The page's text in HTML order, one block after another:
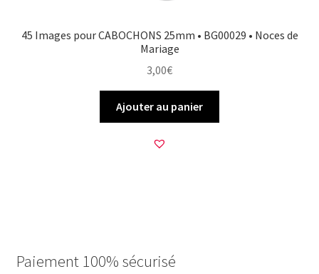
45 Images pour CABOCHONS 25mm • BG00029 • Noces de
Mariage
3,00€
Ajouter au panier
Paiement 100% sécurisé